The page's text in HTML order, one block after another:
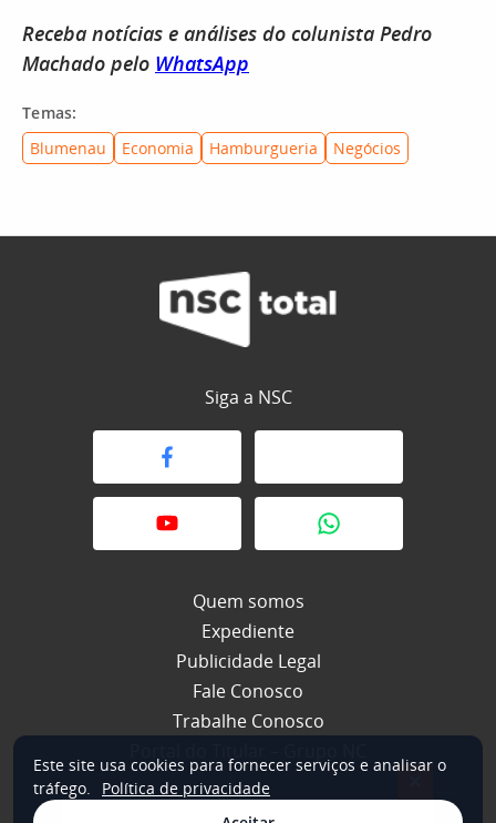
Receba notícias e análises do colunista Pedro
Machado pelo WhatsApp
Temas:
Blumenau
Economia Hamburgueria Negócios
Siga a NSC
Quem somos
Expediente
Publicidade Legal
Fale Conosco
Trabalhe Conosco
Este site usa cookies para fornecer serviços e analisar o
tráfego.
Política de privacidade